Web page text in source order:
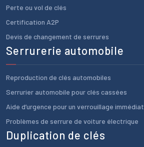
Perte ou vol de clés
Certification A2P
Devis de changement de serrures
Serrurerie automobile
Reproduction de clés automobiles
Serrurier automobile pour clés cassées
Aide d’urgence pour un verrouillage immédiat
Problèmes de serrure de voiture électrique
Duplication de clés